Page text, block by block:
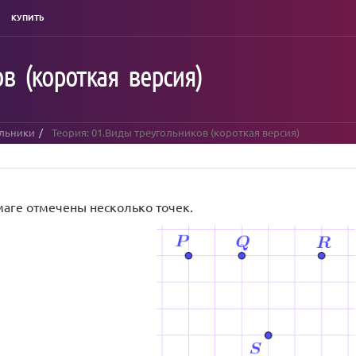
КУПИТЬ
(короткая версия)
Теория: 01.Виды треугольников (короткая версия)
отмечены несколько точек.